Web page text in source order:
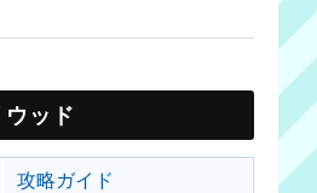
ッド
攻略ガイド